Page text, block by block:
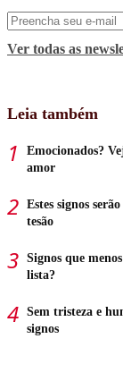
Ver todas as
Leia também
Emocionados?
amor
Estes signos
tesão
Signos que
lista?
Sem tristeza e
signos